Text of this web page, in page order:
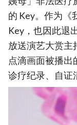
的 Key。作为《
Key，也因此退
放送演艺大赏主
点滴画面被播出
诊疗纪录、自证